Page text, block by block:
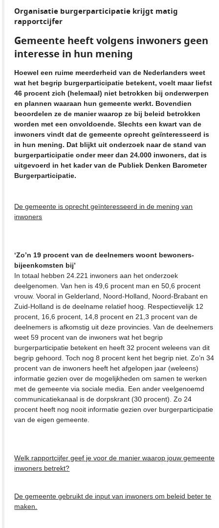
Organisatie burgerparticipatie krijgt matig
rapportcijfer
Gemeente heeft volgens inwoners geen
interesse in hun mening
Hoewel een ruime meerderheid van de Nederlanders weet
wat het begrip burgerparticipatie betekent, voelt maar liefst
46 procent zich (helemaal) niet betrokken bij onderwerpen
en plannen waaraan hun gemeente werkt. Bovendien
beoordelen ze de manier waarop ze bij beleid betrokken
worden met een onvoldoende. Slechts een kwart van de
inwoners vindt dat de gemeente oprecht geïnteresseerd is
in hun mening. Dat blijkt uit onderzoek naar de stand van
burgerparticipatie onder meer dan 24.000 inwoners, dat is
uitgevoerd in het kader van de Publiek Denken Barometer
Burgerparticipatie.
De gemeente is oprecht geïnteresseerd in de mening van
inwoners
‘Zo’n 19 procent van de deelnemers woont bewoners-
bijeenkomsten bij’
In totaal hebben 24.221 inwoners aan het onderzoek
deelgenomen. Van hen is 49,6 procent man en 50,6 procent
vrouw. Vooral in Gelderland, Noord-Holland, Noord-Brabant en
Zuid-Holland is de deelname relatief hoog. Respectievelijk 12
procent, 16,6 procent, 14,8 procent en 21,3 procent van de
deelnemers is afkomstig uit deze provincies. Van de deelnemers
weet 59 procent van de inwoners wat het begrip
burgerparticipatie betekent en heeft 32 procent weleens van dit
begrip gehoord. Toch nog 8 procent kent het begrip niet. Zo’n 34
procent van de inwoners heeft het afgelopen jaar (weleens)
informatie gezien over de mogelijkheden om samen te werken
met de gemeente via sociale media. Een ander veelgenoemd
communicatiekanaal is de dorpskrant (30 procent). Zo 24
procent heeft nog nooit informatie gezien over burgerparticipatie
van de eigen gemeente.
Welk rapportcijfer geef je voor de manier waarop jouw gemeente
inwoners betrekt?
De gemeente gebruikt de input van inwoners om beleid beter te
maken.